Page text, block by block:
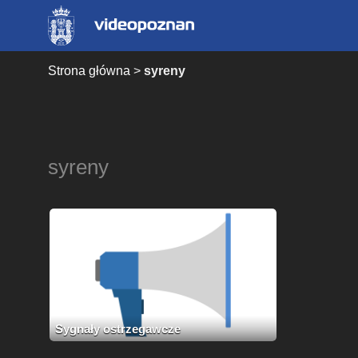
Strona główna > syreny
syreny
Sygnały ostrzegawcze